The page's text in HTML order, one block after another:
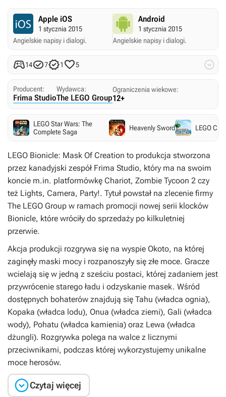
Apple iOS
1 stycznia 2015
Angielskie napisy i dialogi.
Android
1 stycznia 2015
Angielskie napisy i dialogi.
1471 5 
Producent:
Frima Studio
Wydawca:
The LEGO Group
Ograniczenia wiekowe:
12+
LEGO Star Wars: The
Complete Saga
Heavenly Sword LEGO
LEGO Bionicle: Mask Of Creation to produkcja stworzona
przez kanadyjski zespół Frima Studio, który ma na swoim
koncie m.in. platformówkę Chariot, Zombie Tycoon 2 czy
też Lights, Camera, Party!. Tytuł powstał na zlecenie firmy
The LEGO Group w ramach promocji nowej serii klocków
Bionicle, które wróciły do sprzedaży po kilkuletniej
przerwie.
Akcja produkcji rozgrywa się na wyspie Okoto, na której
zaginęły maski mocy i rozpanoszyły się złe moce. Gracze
wcielają się w jedną z sześciu postaci, której zadaniem jest
przywrócenie starego ładu i odzyskanie masek. Wśród
dostępnych bohaterów znajdują się Tahu (władca ognia),
Kopaka (władca lodu), Onua (władca ziemi), Gali (władca
wody), Pohatu (władca kamienia) oraz Lewa (władca
dżungli). Rozgrywka polega na walce z licznymi
przeciwnikami, podczas której wykorzystujemy unikalne
moce herosów.
Czytaj więcej